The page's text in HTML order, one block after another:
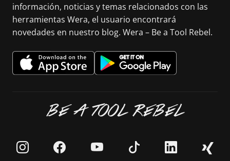
información, noticias y temas relacionados con las
herramientas Wera, el usuario encontrará
novedades en nuestro blog. Wera – Be a Tool Rebel.
BE A TOOL REBEL